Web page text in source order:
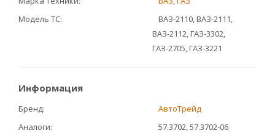
Модель ТС
ВАЗ-2110, ВАЗ-2111,
ВАЗ-2112, ГАЗ-3302,
ГАЗ-2705, ГАЗ-3221
Информация
Бренд
АвтоТрейд
Аналоги
57.3702, 57.3702-06